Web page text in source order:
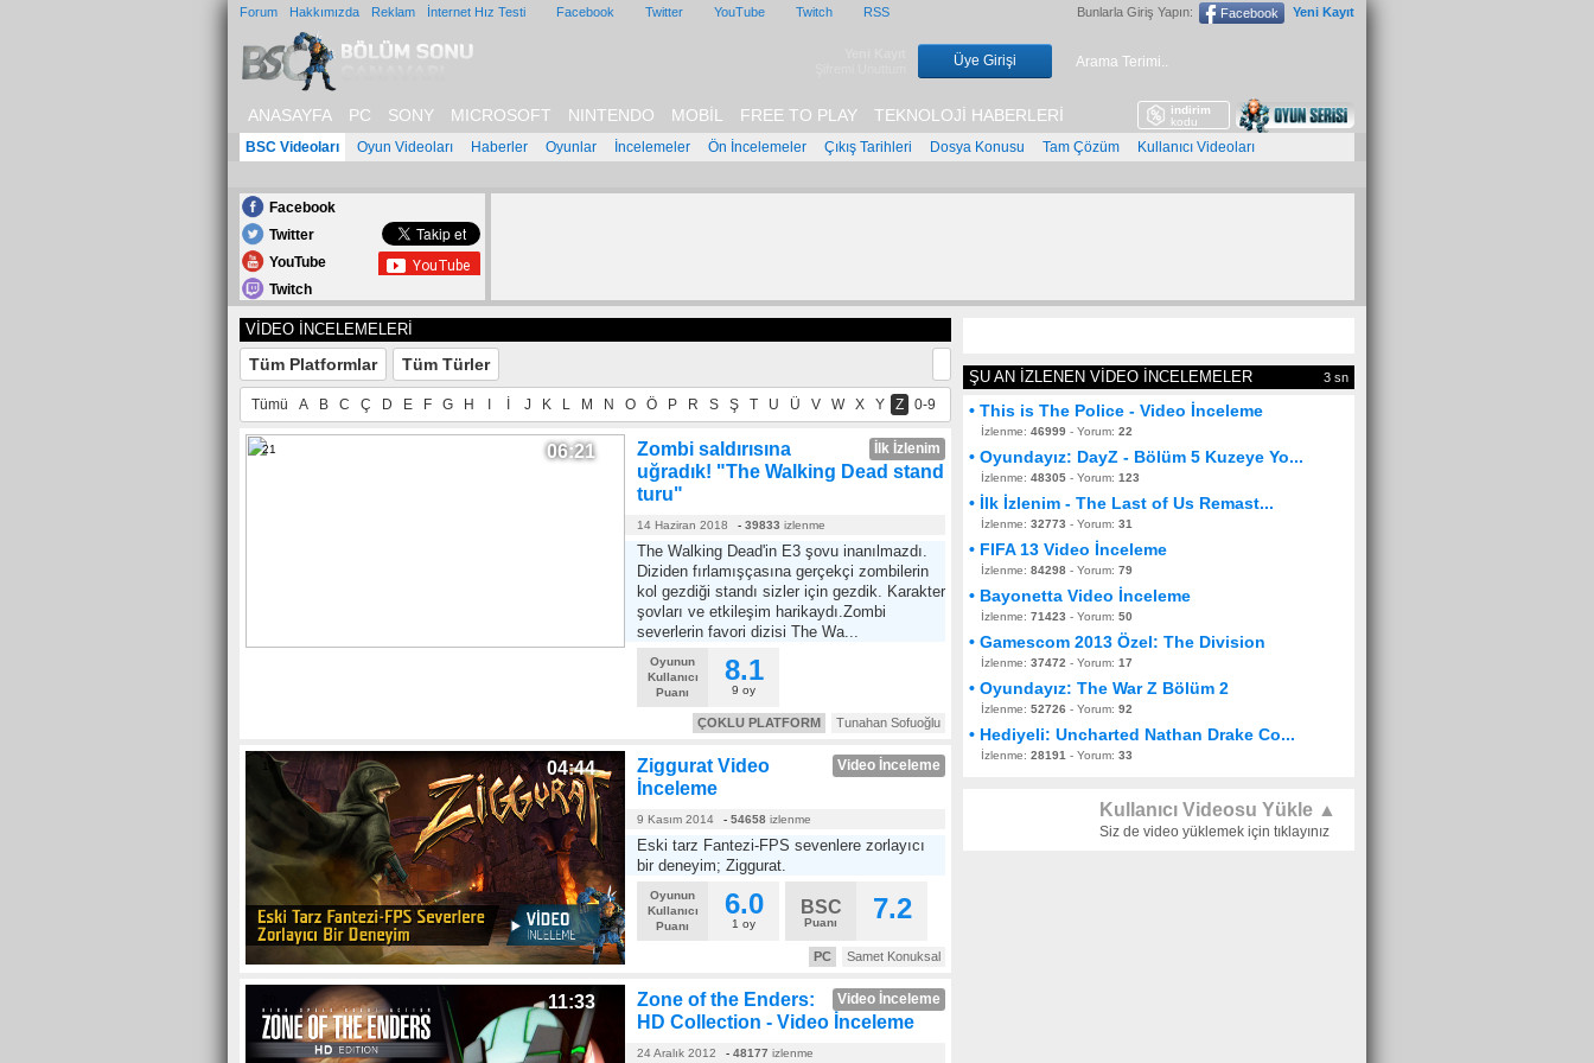
Forum Hakkımızda Reklam İnternet Hız Testi Facebook Twitter YouTube Twitch RSS Bunlarla Giriş Yapın: Facebook Yeni Kayıt
Üye Girişi
ANASAYFA PC SONY MICROSOFT NINTENDO MOBİL FREE TO PLAY TEKNOLOJİ HABERLERİ
indirim
kodu
BSC Videoları Oyun Videoları Haberler Oyunlar İncelemeler Ön İncelemeler Çıkış Tarihleri Dosya Konusu Tam Çözüm Kullanıcı Videoları
Facebook
Twitter
YouTube
Twitch
VİDEO İNCELEMELERİ
Tüm Platformlar Tüm Türler
Tümü A B C Ç D E F G H J K L M N O Ö P R S Ş T U Ü V W X Y Z 0-9
21 06:21 İlk İzlenim
Zombi saldırısına
uğradık! "The Walking Dead stand
turu"
14 Haziran 2018 - 39833 izlenme
The Walking Dead'in E3 şovu inanılmazdı.
Diziden fırlamışçasına gerçekçi zombilerin
kol gezdiği standı sizler için gezdik. Karakter
şovları ve etkileşim harikaydı.Zombi
severlerin favori dizisi The Wa...
Oyunun
Kullanıcı
Puanı
8.1
9 oy
Tunahan Sofuoğlu
ÇOKLU PLATFORM
17 04:44 Video İnceleme
Ziggurat Video
İnceleme
9 Kasım 2014 - 54658 izlenme
Eski tarz Fantezi-FPS sevenlere zorlayıcı
bir deneyim; Ziggurat.
Oyunun
Kullanıcı
Puanı
6.0
1 oy
BSC
Puanı 7.2
Samet Konuksal
PC
11:33 Video İnceleme
Zone of the Enders:
HD Collection - Video İnceleme
24 Aralık 2012 - 48177 izlenme
ŞU AN İZLENEN VİDEO İNCELEMELER 3 sn
• This is The Police - Video İnceleme
İzlenme: 46999 - Yorum: 22
• Oyundayız: DayZ - Bölüm 5 Kuzeye Yo...
İzlenme: 48305 - Yorum: 123
• İlk İzlenim - The Last of Us Remast...
İzlenme: 32773 - Yorum: 31
• FIFA 13 Video İnceleme
İzlenme: 84298 - Yorum: 79
• Bayonetta Video İnceleme
İzlenme: 71423 - Yorum: 50
• Gamescom 2013 Özel: The Division
İzlenme: 37472 - Yorum: 17
• Oyundayız: The War Z Bölüm 2
İzlenme: 52726 - Yorum: 92
• Hediyeli: Uncharted Nathan Drake Co...
İzlenme: 28191 - Yorum: 33
Kullanıcı Videosu Yükle ▲
Siz de video yüklemek için tıklayınız